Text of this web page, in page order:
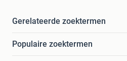
Gerelateerde zoektermen
Populaire zoektermen